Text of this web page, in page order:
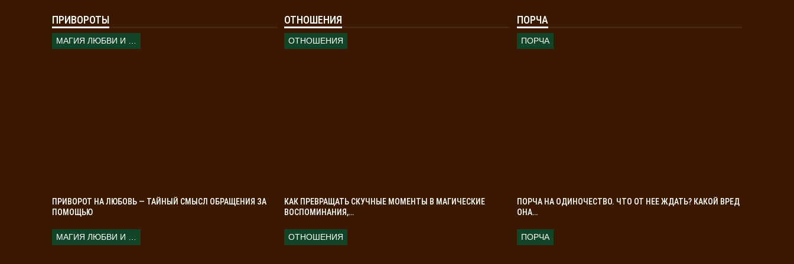
ПРИВОРОТЫ
ПРИВОРОТ НА ЛЮБОВЬ — ТАЙНЫЙ СМЫСЛ ОБРАЩЕНИЯ ЗА
ПОМОЩЬЮ
ОТНОШЕНИЯ
ОТНОШЕНИЯ
КАК ПРЕВРАЩАТЬ СКУЧНЫЕ МОМЕНТЫ В МАГИЧЕСКИЕ
ВОСПОМИНАНИЯ,…
ОТНОШЕНИЯ
ПОРЧА
ПОРЧА
ПОРЧА НА ОДИНОЧЕСТВО. ЧТО ОТ НЕЕ ЖДАТЬ? КАКОЙ ВРЕД
ОНА…
ПОРЧА